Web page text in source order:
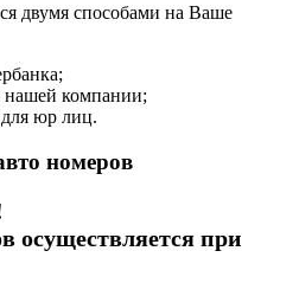
двумя способами на Ваше
компании;
юр лиц.
номеров
осуществляется при